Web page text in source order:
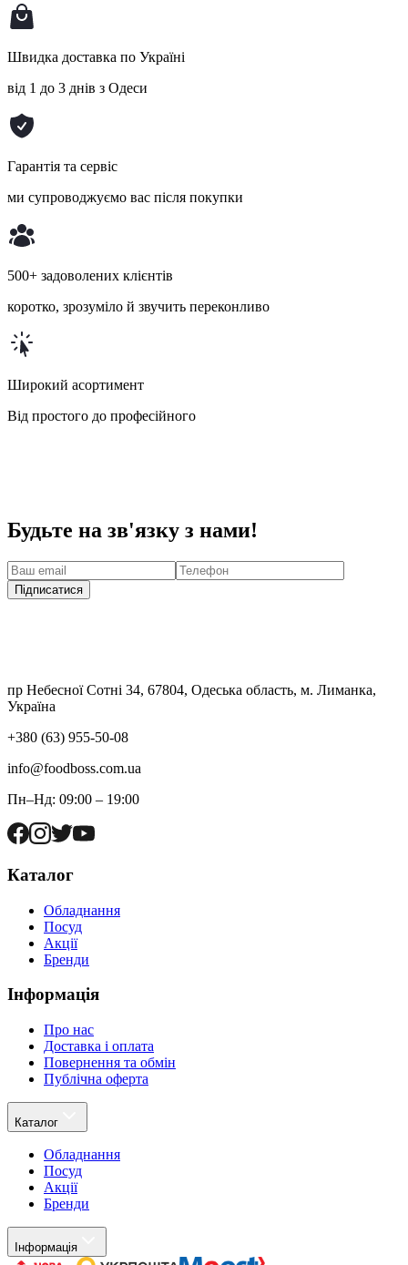
Швидка доставка по Україні
від 1 до 3 днів з Одеси
Гарантія та сервіс
ми супроводжуємо вас після покупки
500+ задоволених клієнтів
коротко, зрозуміло й звучить переконливо
Широкий асортимент
Від простого до професійного
Будьте на зв'язку з нами!
Підписатися
пр Небесної Сотні 34, 67804, Одеська область, м. Лиманка,
Україна
+380 (63) 955-50-08
info@foodboss.com.ua
Пн–Нд: 09:00 – 19:00
Каталог
Обладнання
Посуд
Акції
Бренди
Інформація
Про нас
Доставка і оплата
Повернення та обмін
Публічна оферта
Каталог
Обладнання
Посуд
Акції
Бренди
Інформація